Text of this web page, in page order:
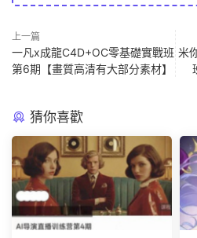
上一篇
一凡x成龍C4D+OC零基礎實戰班
第6期【畫質高清有大部分素材】
米
猜你喜歡